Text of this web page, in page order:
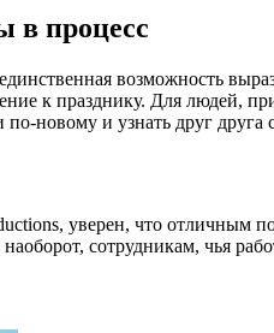
в процесс
возможность
к празднику. Для людей,
по-новому и узнать друг
уверен, что отличным
сотрудникам, чья